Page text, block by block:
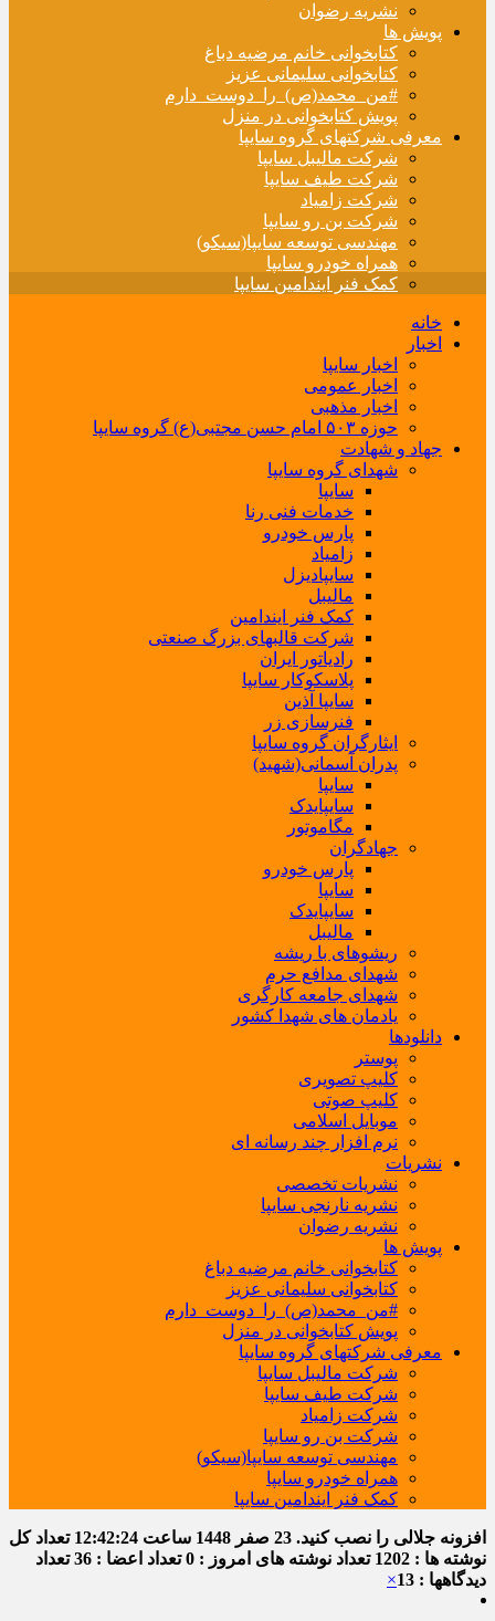
نشریه رضوان
پویش ها
کتابخوانی خانم مرضیه دباغ
کتابخوانی سلیمانی عزیز
#من_محمد(ص)_را_دوست_دارم
پویش کتابخوانی در منزل
معرفی شرکتهای گروه سایپا
شرکت مالیبل سایپا
شرکت طیف سایپا
شرکت زامیاد
شرکت بن رو سایپا
مهندسی توسعه سایپا(سیکو)
همراه خودرو سایپا
کمک فنر ایندامین سایپا
خانه
اخبار
اخبار سایپا
اخبار عمومی
اخبار مذهبی
حوزه ۵۰۳ امام حسن مجتبی(ع) گروه سایپا
جهاد و شهادت
شهدای گروه سایپا
سایپا
خدمات فنی رنا
پارس خودرو
زامیاد
سایپادیزل
مالیبل
کمک فنر ایندامین
شرکت قالبهای بزرگ صنعتی
رادیاتور ایران
پلاسکوکار سایپا
سایپا آذین
فنرسازی زر
ایثارگران گروه سایپا
پدران آسمانی(شهید)
سایپا
سایپایدک
مگاموتور
جهادگران
پارس خودرو
سایپا
سایپایدک
مالیبل
ریشوهای با ریشه
شهدای مدافع حرم
شهدای جامعه کارگری
یادمان های شهدا کشور
دانلودها
پوستر
کلیپ تصویری
کلیپ صوتی
موبایل اسلامی
نرم افزار چند رسانه ای
نشریات
نشریات تخصصی
نشریه نارنجی سایپا
نشریه رضوان
پویش ها
کتابخوانی خانم مرضیه دباغ
کتابخوانی سلیمانی عزیز
#من_محمد(ص)_را_دوست_دارم
پویش کتابخوانی در منزل
معرفی شرکتهای گروه سایپا
شرکت مالیبل سایپا
شرکت طیف سایپا
شرکت زامیاد
شرکت بن رو سایپا
مهندسی توسعه سایپا(سیکو)
همراه خودرو سایپا
کمک فنر ایندامین سایپا
افزونه جلالی را نصب کنید. 23 صفر 1448 ساعت 12:42:24 تعداد کل
نوشته ها : 1202
تعداد نوشته های امروز : 0 تعداد اعضا : 36
تعداد
دیدگاهها : 13
×